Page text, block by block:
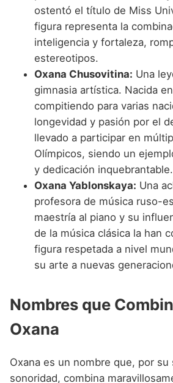
ostentó el título de Miss
figura representa la
inteligencia y fortaleza,
estereotipos.
Oxana Chusovitina: Una
gimnasia artística. Nacida
compitiendo para varias
longevidad y pasión por el
llevado a participar en
Olímpicos, siendo un
y dedicación inquebrantable.
Oxana Yablonskaya: Una
profesora de música ruso-
maestría al piano y su
de la música clásica la han
figura respetada a nivel
su arte a nuevas
Nombres que
Oxana
Oxana es un nombre que, por su
sonoridad, combina